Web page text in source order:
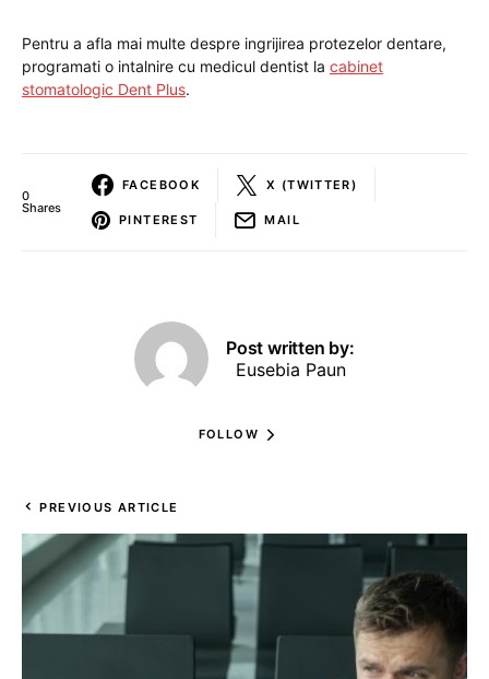
Pentru a afla mai multe despre ingrijirea protezelor dentare,
programati o intalnire cu medicul dentist la cabinet
stomatologic Dent Plus.
0
Shares
FACEBOOK X (TWITTER)
PINTEREST MAIL
Post written by:
Eusebia Paun
FOLLOW
PREVIOUS ARTICLE